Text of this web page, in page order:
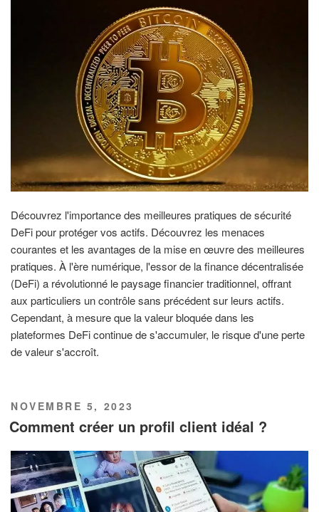
Découvrez l'importance des meilleures pratiques de sécurité
DeFi pour protéger vos actifs. Découvrez les menaces
courantes et les avantages de la mise en œuvre des meilleures
pratiques. À l'ère numérique, l'essor de la finance décentralisée
(DeFi) a révolutionné le paysage financier traditionnel, offrant
aux particuliers un contrôle sans précédent sur leurs actifs.
Cependant, à mesure que la valeur bloquée dans les
plateformes DeFi continue de s'accumuler, le risque d'une perte
de valeur s'accroît.
PUBLIÉ
LE
NOVEMBRE 5, 2023
Comment créer un profil client idéal ?